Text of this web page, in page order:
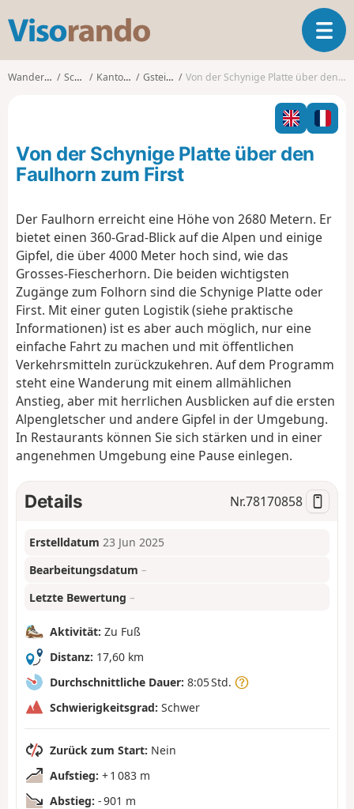
s
o
o
T
o
g
l
n
a
Wanderungen Schweiz Kanton Bern Gsteigwiler Von der Schynige Platte über den Faulhorn zum First
Von der Schynige Platte über den
Faulhorn zum First
Der Faulhorn erreicht eine Höhe von 2680 Metern. Er
bietet einen 360-Grad-Blick auf die Alpen und einige
Gipfel, die über 4000 Meter hoch sind, wie das
Grosses-Fiescherhorn. Die beiden wichtigsten
Zugänge zum Folhorn sind die Schynige Platte oder
First. Mit einer guten Logistik (siehe praktische
Informationen) ist es aber auch möglich, nur eine
einfache Fahrt zu machen und mit öffentlichen
Verkehrsmitteln zurückzukehren. Auf dem Programm
steht eine Wanderung mit einem allmählichen
Anstieg, aber mit herrlichen Ausblicken auf die ersten
Alpengletscher und andere Gipfel in der Umgebung.
In Restaurants können Sie sich stärken und in einer
angenehmen Umgebung eine Pause einlegen.
Details Nr.78170858
Erstelldatum 23 Jun 2025
Bearbeitungsdatum –
Letzte Bewertung –
Aktivität: Zu Fuß
Distanz: 17,60 km
Durchschnittliche Dauer: 8:05 Std.
Schwierigkeitsgrad: Schwer
Zurück zum Start: Nein
Aufstieg: + 1 083 m
Abstieg: - 901 m